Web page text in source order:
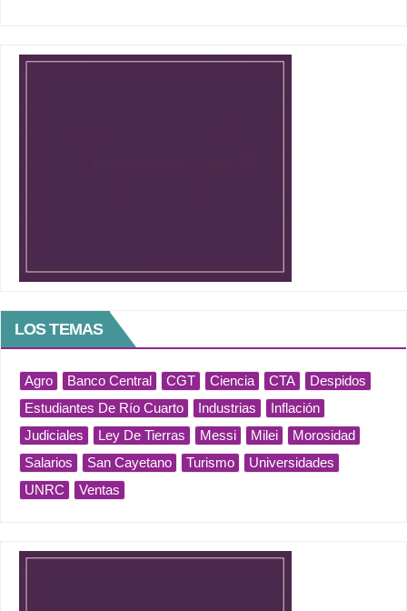
LOS TEMAS
Agro Banco Central CGT Ciencia CTA
Despidos
Estudiantes De Río Cuarto
Industrias
Inflación
Judiciales
Ley De Tierras Messi Milei
Morosidad
Salarios
San Cayetano Turismo
Universidades
UNRC
Ventas